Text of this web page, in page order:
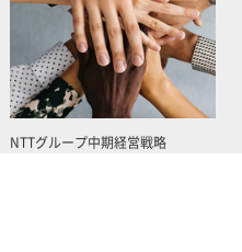
NTTグループ中期経営戦略